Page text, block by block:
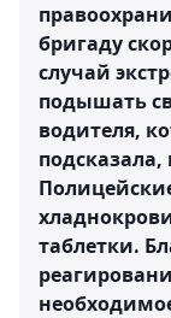
бригаду
случай
подышать
водителя,
подсказала,
таблетки.